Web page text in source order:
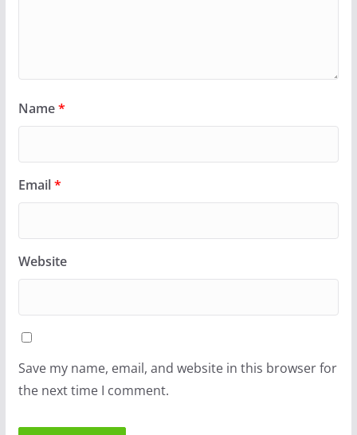
Name*
Email*
Website
Save my name, email, and website in this browser for
the next time I comment.